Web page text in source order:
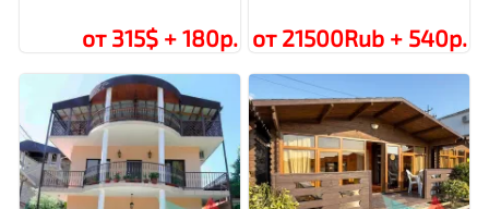
от 315$ + 180р. от 21500Rub + 540р.